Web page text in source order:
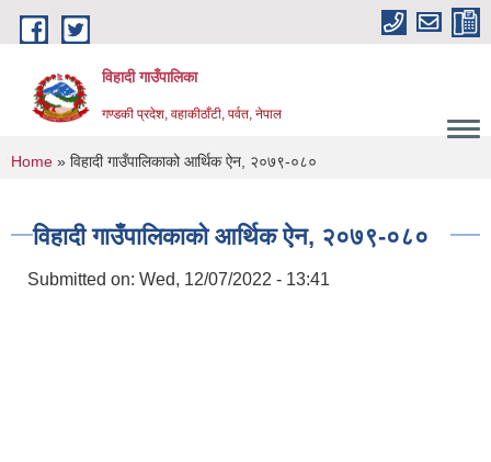
Skip to main content
विहादी गाउँपालिका
गण्डकी प्रदेश, वहाकीठाँटी, पर्वत, नेपाल
You are here
Home » विहादी गाउँपालिकाको आर्थिक ऐन, २०७९-०८०
विहादी गाउँपालिकाको आर्थिक ऐन, २०७९-०८०
Submitted on: Wed, 12/07/2022 - 13:41